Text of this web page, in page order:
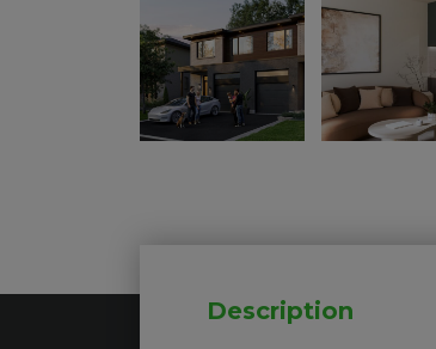
Description